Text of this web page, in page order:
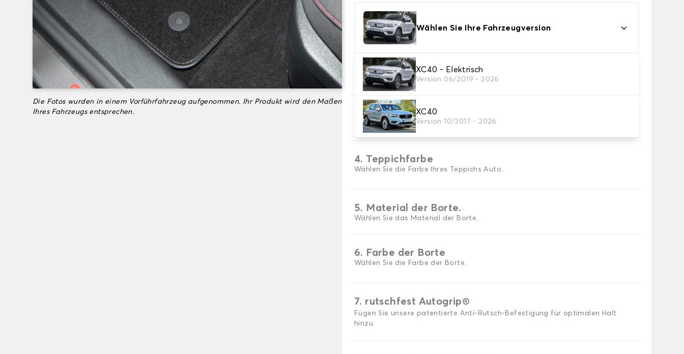
Die Fotos wurden in einem Vorführfahrzeug aufgenommen. Ihr Produkt wird den Maßen
Ihres Fahrzeugs entsprechen.
Wählen Sie Ihre Fahrzeugversion
XC40 - Elektrisch
Version 06/2019 - 2026
XC40
Version 10/2017 - 2026
2. Material
Wählen Sie das Material Ihres Autofussmatten
3. Set-Auswahl
Wählen Sie die Anzahl der Automatten, die Sie benötigen.
4. Teppichfarbe
Wählen Sie die Farbe Ihres Teppichs Auto.
5. Material der Borte.
Wählen Sie das Material der Borte.
6. Farbe der Borte
Wählen Sie die Farbe der Borte.
7. rutschfest Autogrip®
Fügen Sie unsere patentierte Anti-Rutsch-Befestigung für optimalen Halt
hinzu.